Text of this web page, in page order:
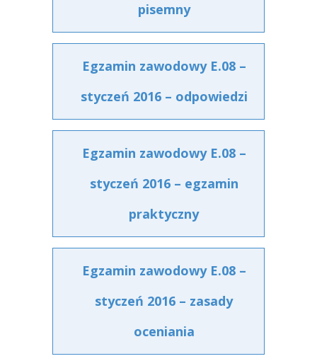
pisemny
Egzamin zawodowy E.08 –
styczeń 2016 – odpowiedzi
Egzamin zawodowy E.08 –
styczeń 2016 – egzamin
praktyczny
Egzamin zawodowy E.08 –
styczeń 2016 – zasady
oceniania